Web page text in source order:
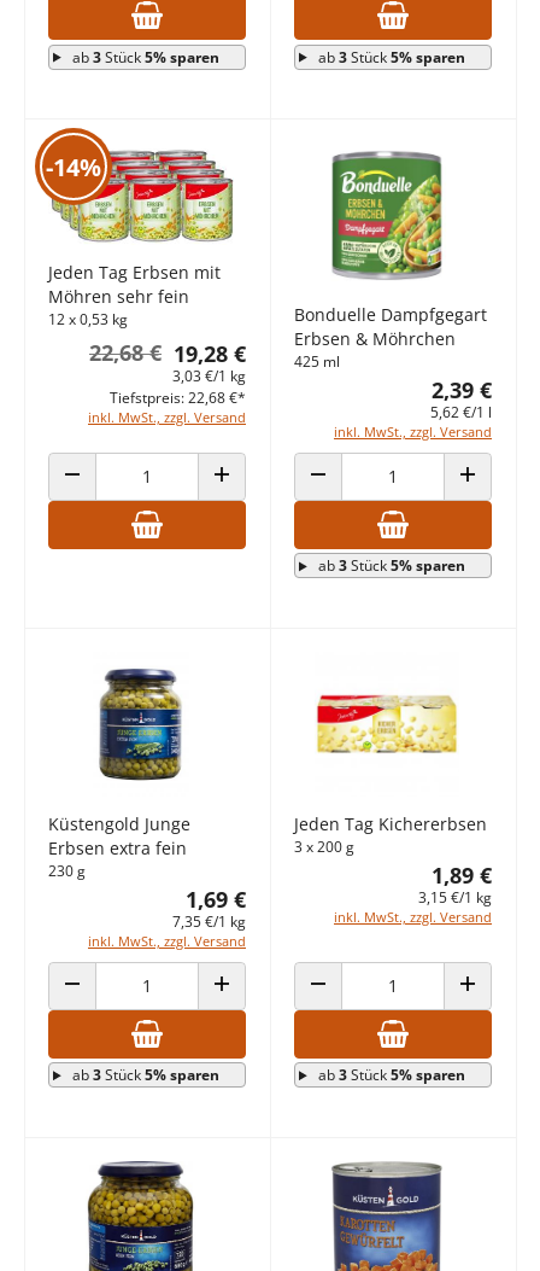
ab3Stück5% sparen ab3Stück5% sparen
-14%
Jeden Tag Erbsen mit
Möhren sehr fein
12 x 0,53 kg
19,28 €
22,68 €
3,03 €/1 kg
inkl. MwSt., zzgl. Versand
Tiefstpreis: 22,68 €*
ANZAHL VERRINGERN ANZAHL ERHÖHEN
Bonduelle Dampfgegart
Erbsen & Möhrchen
425 ml
2,39 €
5,62 €/1 l
inkl. MwSt., zzgl. Versand
ANZAHL VERRINGERN ANZAHL
ab3Stück5% sparen
Küstengold Junge
Erbsen extra fein
230 g
1,69 €
7,35 €/1 kg
inkl. MwSt., zzgl. Versand
ANZAHL VERRINGERN ANZAHL ERHÖHEN
ab3Stück5% sparen
Jeden Tag Kichererbsen
3 x 200 g
1,89 €
3,15 €/1 kg
inkl. MwSt., zzgl. Versand
ANZAHL VERRINGERN ANZAHL
ab3Stück5% sparen